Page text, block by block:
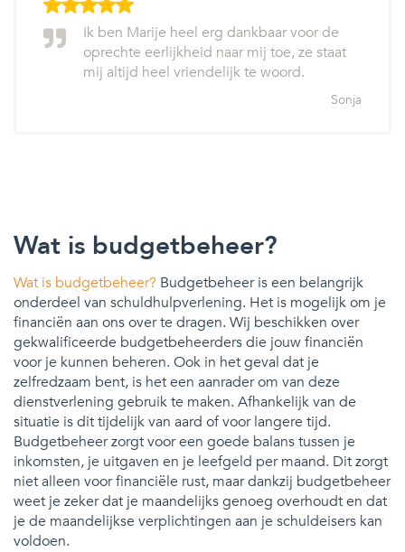
Ik ben Marije heel erg dankbaar voor de
oprechte eerlijkheid naar mij toe, ze staat
mij altijd heel vriendelijk te woord.
Sonja
Wat is budgetbeheer?
Wat is budgetbeheer? Budgetbeheer is een belangrijk
onderdeel van schuldhulpverlening. Het is mogelijk om je
financiën aan ons over te dragen. Wij beschikken over
gekwalificeerde budgetbeheerders die jouw financiën
voor je kunnen beheren. Ook in het geval dat je
zelfredzaam bent, is het een aanrader om van deze
dienstverlening gebruik te maken. Afhankelijk van de
situatie is dit tijdelijk van aard of voor langere tijd.
Budgetbeheer zorgt voor een goede balans tussen je
inkomsten, je uitgaven en je leefgeld per maand. Dit zorgt
niet alleen voor financiële rust, maar dankzij budgetbeheer
weet je zeker dat je maandelijks genoeg overhoudt en dat
je de maandelijkse verplichtingen aan je schuldeisers kan
voldoen.